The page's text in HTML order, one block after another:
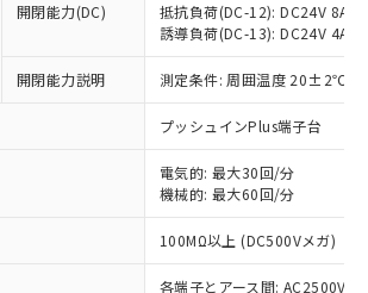
開閉能力(DC)
抵抗負荷(DC-12): DC24V 8A/
誘導負荷(DC-13): DC24V 4A/
開閉能力説明 測定条件: 周囲温度 20±2℃、
プッシュインPlus端子台
電気的: 最大30回/分
機械的: 最大60回/分
100MΩ以上 (DC500Vメガ)
各端子とアース間: AC2500V
件をお読みいただき、同意のうえ
ださい。
ービスは、当社制御機器事業取扱
の当社在庫状況および標準価格
抜)を提供させていただくもので
制御機器事業取扱商品の中には、
ービスの対象外となる商品もある
をご了承ください。
なし：EU RoHS指令（10物質）の
非対応の商品で、対応品を出す予
中：EU RoHS指令（10物質）の
対応状況を調査中または確認中の
：ライセンス料など無形物で、有
無と関係のない商品です。
事情により、非含有部品として
が、含有品と判明した場合などや
大均質材料含有率が中国RoHSの
下であることを示します。
大均質材料含有率が中国RoHSの
超えていることを示します。
は、これら貴社製品のうち、外国